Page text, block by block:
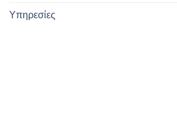
Υπηρεσίες